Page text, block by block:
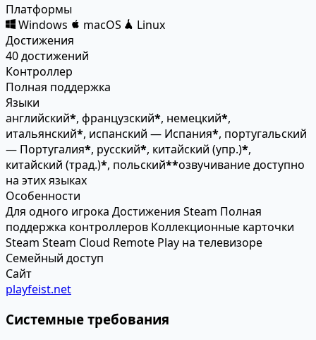
Платформы
Windows
macOS
Linux
Достижения
40 достижений
Контроллер
Полная поддержка
Языки
английский*, французский*, немецкий*,
итальянский*, испанский — Испания*, португальский
— Португалия*, русский*, китайский (упр.)*,
китайский (трад.)*, польский**озвучивание доступно
на этих языках
Особенности
Для одного игрока Достижения Steam Полная
поддержка контроллеров Коллекционные карточки
Steam Steam Cloud Remote Play на телевизоре
Семейный доступ
Сайт
playfeist.net
Системные требования